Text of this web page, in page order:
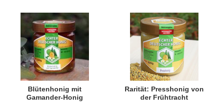
Blütenhonig mit
Gamander-Honig
Rarität: Presshonig von
der Frühtracht